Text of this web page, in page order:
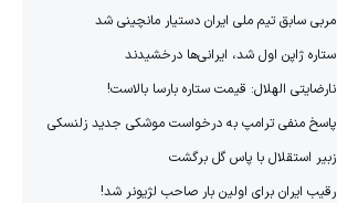
مربی سابق تیم ملی ایران دستیار مانچینی شد
ستاره ژاپن اول شد، ایرانی‌ها درخشیدند
نارضایتی الهلال: قیمت ستاره بارسا بالاست!
پاسخ منفی ترامپ به درخواست موشکی جدید زلنسکی
زبیر استقلال با پاس گل برگشت
رقیب ایران برای اولین بار صاحب لژیونر شد!